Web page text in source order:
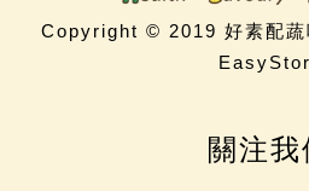
Copyright © 2019 好素配
關注我